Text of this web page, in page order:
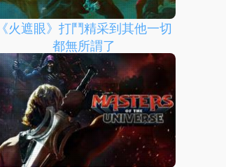
《火遮眼》打鬥精采到其他一切
都無所謂了